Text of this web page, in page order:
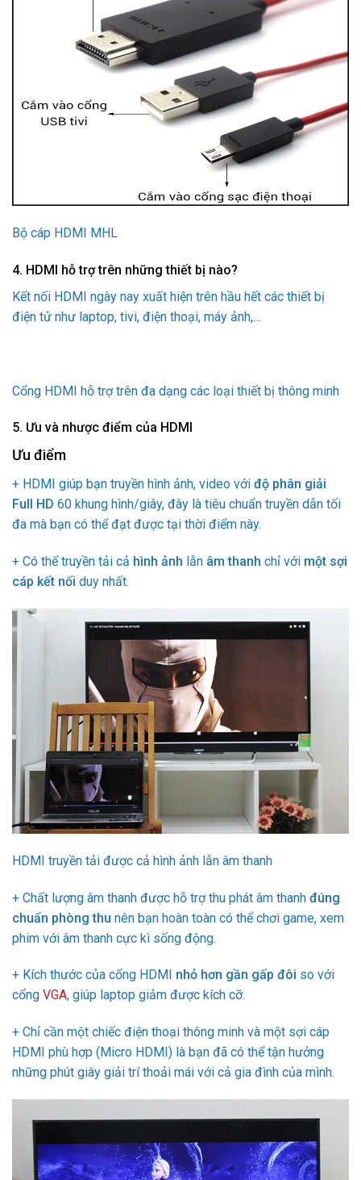
Bộ cáp HDMI MHL
4. HDMI hỗ trợ trên những thiết bị nào?
Kết nối HDMI ngày nay xuất hiện trên hầu hết các thiết bị
điện tử như laptop, tivi, điện thoại, máy ảnh,…
Cổng HDMI hỗ trợ trên đa dạng các loại thiết bị thông minh
5. Ưu và nhược điểm của HDMI
Ưu điểm
+ HDMI giúp bạn truyền hình ảnh, video với độ phân giải
Full HD 60 khung hình/giây, đây là tiêu chuẩn truyền dẫn tối
đa mà bạn có thể đạt được tại thời điểm này.
+ Có thể truyền tải cả hình ảnh lẫn âm thanh chỉ với một sợi
cáp kết nối duy nhất.
HDMI truyền tải được cả hình ảnh lẫn âm thanh
+ Chất lượng âm thanh được hỗ trợ thu phát âm thanh đúng
chuẩn phòng thu nên bạn hoàn toàn có thể chơi game, xem
phim với âm thanh cực kì sống động.
+ Kích thước của cổng HDMI nhỏ hơn gần gấp đôi so với
cổng VGA, giúp laptop giảm được kích cỡ.
+ Chỉ cần một chiếc điện thoại thông minh và một sợi cáp
HDMI phù hợp (Micro HDMI) là bạn đã có thể tận hưởng
những phút giây giải trí thoải mái với cả gia đình của mình.